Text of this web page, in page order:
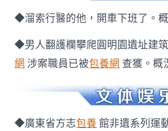
◆溜索行醫的他，開車下班了。
◆男人翻護欄攀爬圓明園遺址建
網 涉案職員已被包養網 查獲。概
◆廣東省方志包養 館非遺系列運